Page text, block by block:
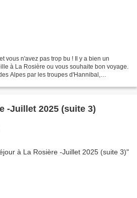
vous n'avez pas trop bu ! Il y a bien un
à La Rosière ou vous souhaite bon voyage.
Alpes par les troupes d'Hannibal,
-Juillet 2025 (suite 3)